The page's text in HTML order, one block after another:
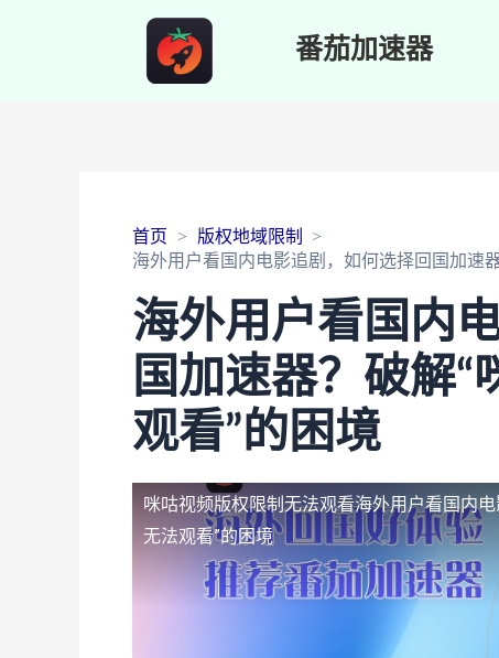
番茄加速器
首页
版权地域限制
海外用户看国内电影追剧，如何选择回国加速
海外用户看国内
国加速器？破解
观看”的困境
咪咕视频版权限制无法观看海外用户看国内
无法观看”的困境